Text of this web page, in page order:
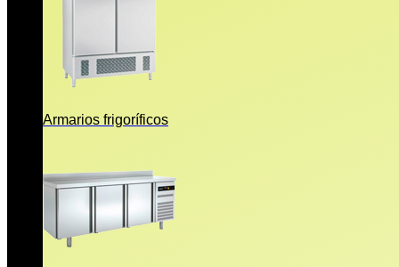
Armarios frigoríficos